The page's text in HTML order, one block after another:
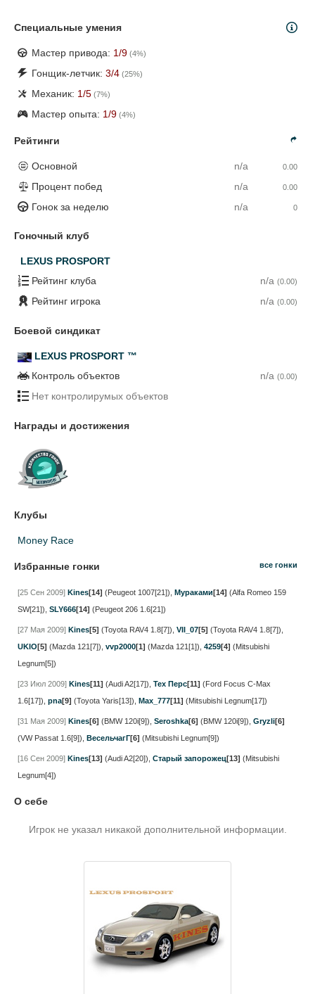
Специальные умения
Мастер привода: 1/9 (4%)
Гонщик-летчик: 3/4 (25%)
Механик: 1/5 (7%)
Мастер опыта: 1/9 (4%)
Рейтинги
Основной n/a 0.00
Процент побед n/a 0.00
Гонок за неделю n/a 0
Гоночный клуб
LEXUS PROSPORT
Рейтинг клуба
n/a (0.00)
Рейтинг игрока n/a (0.00)
Боевой синдикат
LEXUS PROSPORT ™
Контроль объектов
n/a (0.00)
Нет контролирумых объектов
Награды и достижения
Клубы
Money Race
Избранные гонки все гонки
[25 Сен 2009] Kines[14] (Peugeot 1007[21]) Мураками[14] (Alfa Romeo 159
SW[21]) SLY666[14] (Peugeot 206 1.6[21])
[27 Мая 2009] Kines[5] (Toyota RAV4 1.8[7]) VII_07[5] (Toyota RAV4 1.8[7])
UKIO[5] (Mazda 121[7]) vvp2000[1] (Mazda 121[1]) 4259[4] (Mitsubishi
Legnum[5])
[23 Июл 2009] Kines[11] (Audi A2[17]) Тех Перс[11] (Ford Focus C-Max
1.6[17]) pna[9] (Toyota Yaris[13]) Max_777[11] (Mitsubishi Legnum[17])
[31 Мая 2009] Kines[6] (BMW 120i[9]) Seroshka[6] (BMW 120i[9]) Gryzli[6]
(VW Passat 1.6[9]) ВесельчагГ[6] (Mitsubishi Legnum[9])
[16 Сен 2009] Kines[13] (Audi A2[20]) Старый запорожец[13] (Mitsubishi
Legnum[4])
О себе
Игрок не указал никакой дополнительной информации.